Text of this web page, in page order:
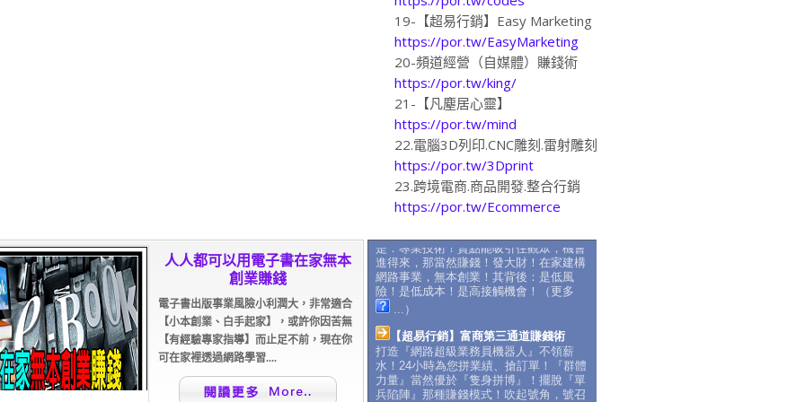
19-【超易行銷】Easy Marketing
https://por.tw/EasyMarketing
20-頻道經營（自媒體）賺錢術
https://por.tw/king/
21-【凡塵居心靈】
https://por.tw/mind
22.電腦3D列印.CNC雕刻.雷射雕刻
https://por.tw/3Dprint
23.跨境電商.商品開發.整合行銷
https://por.tw/Ecommerce